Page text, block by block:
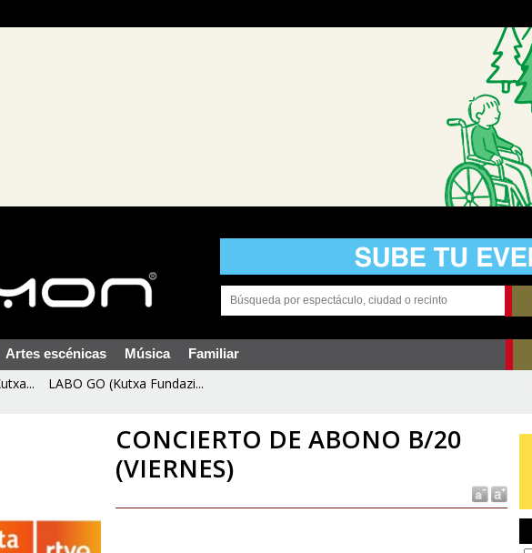
Artes escénicas Música Familiar
LABO GO (Kutxa Fundazi...
CONCIERTO DE ABONO B/20
(VIERNES)